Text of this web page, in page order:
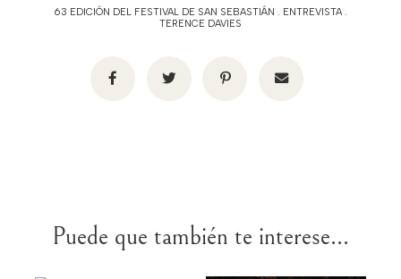
63 EDICIÓN DEL FESTIVAL DE SAN SEBASTIÁN ENTREVISTA.
TERENCE DAVIES
Puede que también te interese...